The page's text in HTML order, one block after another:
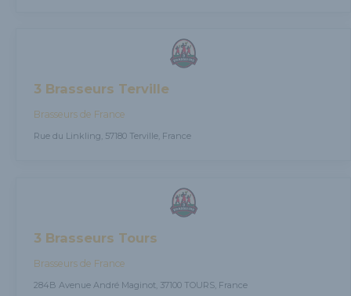
3 Brasseurs Terville
Brasseurs de France
Rue du Linkling, 57180 Terville, France
3 Brasseurs Tours
Brasseurs de France
284B Avenue André Maginot, 37100 TOURS, France